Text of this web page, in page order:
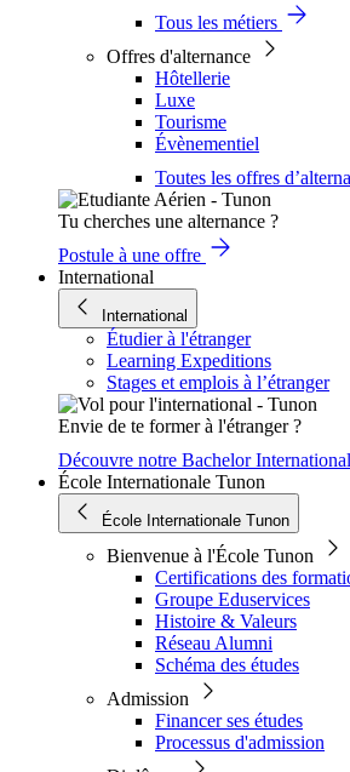
Tous les métiers
Offres d'alternance
Hôtellerie
Luxe
Tourisme
Évènementiel
Toutes les offres
Tu cherches une alternance ?
Postule à une offre
International
International
Étudier à l'étranger
Learning Expeditions
Stages et emplois à l’étranger
Envie de te former à l'étranger ?
Découvre notre Bachelor International
École Internationale Tunon
École Internationale Tunon
Bienvenue à l'École Tunon
Certifications des
Groupe Eduservices
Histoire & Valeurs
Réseau Alumni
Schéma des études
Admission
Financer ses études
Processus d'admission